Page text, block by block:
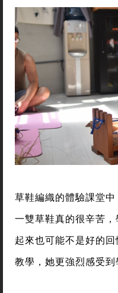
草鞋編織的體驗課堂
一雙草鞋真的很辛苦
起來也可能不是好的
教學，她更強烈感受到